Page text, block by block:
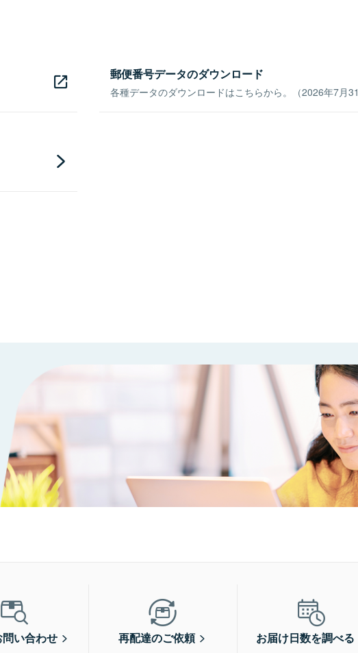
郵便番号データのダウンロード
各種データのダウンロードはこちらから。（2026年7月31
い合わせ 再配達のご依頼 お届け日数を調べる